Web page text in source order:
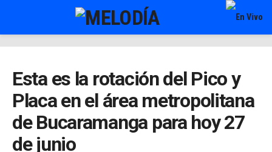
Esta es la rotación del Pico y
Placa en el área metropolitana
de Bucaramanga para hoy 27
de junio